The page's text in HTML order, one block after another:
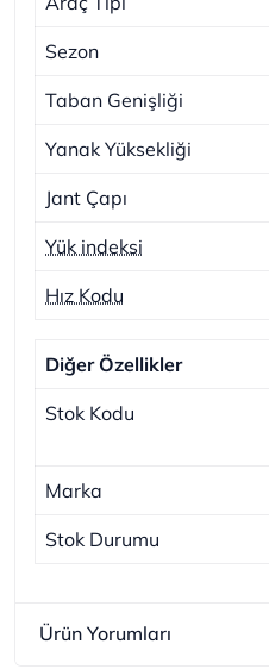
Sezon
Taban Genişliği
Yanak Yüksekliği
Jant Çapı
Yük indeksi
Hız Kodu
Diğer Özellikler
Stok Kodu
Marka
Stok Durumu
Ürün Yorumları